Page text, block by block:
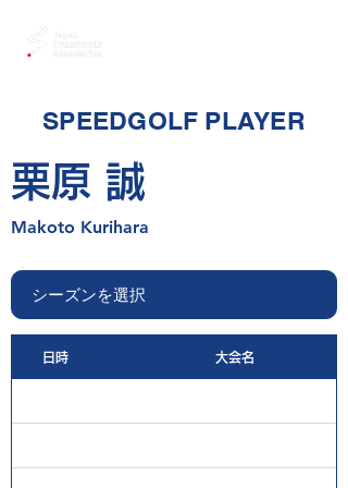
SPEEDGOLF PLAYER
栗原 誠
Makoto Kurihara
日時 大会名